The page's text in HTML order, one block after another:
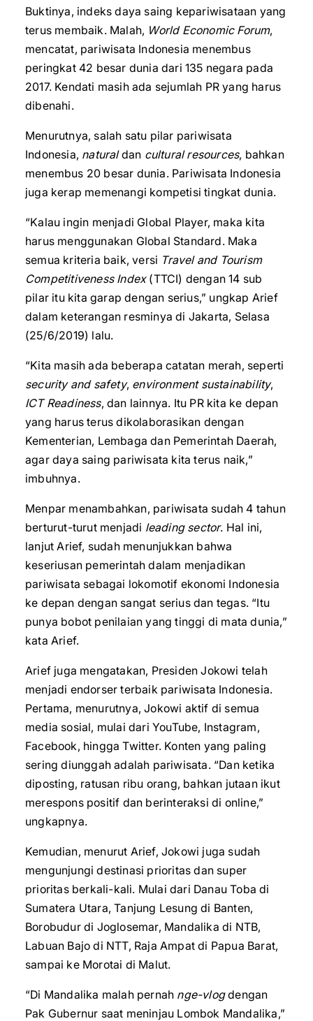
Buktinya, indeks daya saing kepariwisataan yang
terus membaik. Malah, World Economic Forum,
mencatat, pariwisata Indonesia menembus
peringkat 42 besar dunia dari 135 negara pada
2017. Kendati masih ada sejumlah PR yang harus
dibenahi.
Menurutnya, salah satu pilar pariwisata
Indonesia, naturaldan cultural resources, bahkan
menembus 20 besar dunia. Pariwisata Indonesia
juga kerap memenangi kompetisi tingkat dunia.
“Kalau ingin menjadi Global Player, maka kita
harus menggunakan Global Standard. Maka
semua kriteria baik, versi Travel and Tourism
Competitiveness Index(TTCI) dengan 14 sub
pilar itu kita garap dengan serius,” ungkap Arief
dalam keterangan resminya di Jakarta, Selasa
(25/6/2019) lalu.
“Kita masih ada beberapa catatan merah, seperti
security and safety, environment sustainability,
ICT Readiness, dan lainnya. Itu PR kita ke depan
yang harus terus dikolaborasikan dengan
Kementerian, Lembaga dan Pemerintah Daerah,
agar daya saing pariwisata kita terus naik,”
imbuhnya.
Menpar menambahkan, pariwisata sudah 4 tahun
berturut-turut menjadi leading sector. Hal ini,
lanjut Arief, sudah menunjukkan bahwa
keseriusan pemerintah dalam menjadikan
pariwisata sebagai lokomotif ekonomi Indonesia
ke depan dengan sangat serius dan tegas. “Itu
punya bobot penilaian yang tinggi di mata dunia,”
kata Arief.
Arief juga mengatakan, Presiden Jokowi telah
menjadi endorser terbaik pariwisata Indonesia.
Pertama, menurutnya, Jokowi aktif di semua
media sosial, mulai dari YouTube, Instagram,
Facebook, hingga Twitter. Konten yang paling
sering diunggah adalah pariwisata. “Dan ketika
diposting, ratusan ribu orang, bahkan jutaan ikut
merespons positif dan berinteraksi di online,”
ungkapnya.
Kemudian, menurut Arief, Jokowi juga sudah
mengunjungi destinasi prioritas dan super
prioritas berkali-kali. Mulai dari Danau Toba di
Sumatera Utara, Tanjung Lesung di Banten,
Borobudur di Joglosemar, Mandalika di NTB,
Labuan Bajo di NTT, Raja Ampat di Papua Barat,
sampai ke Morotai di Malut.
“Di Mandalika malah pernah nge-vlogdengan
Pak Gubernur saat meninjau Lombok Mandalika,”